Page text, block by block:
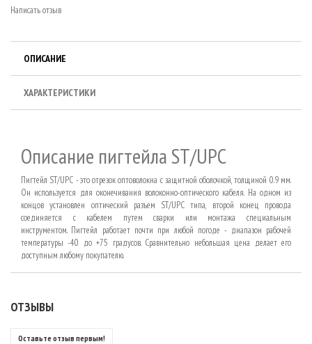
Написать отзыв
ОПИСАНИЕ
ХАРАКТЕРИСТИКИ
Описание пигтейла ST/UPC
Пигтейл ST/UPC - это отрезок оптоволокна с защитной оболочкой, толщиной 0.9 мм.
Он используется для оконечивания волоконно-оптического кабеля. На одном из
концов установлен оптический разъем ST/UPC типа, второй конец провода
соединяется с кабелем путем сварки или монтажа специальным
инструментом. Пигтейл работает почти при любой погоде - диапазон рабочей
температуры -40 до +75 градусов. Сравнительно небольшая цена делает его
доступным любому покупателю.
ОТЗЫВЫ
Оставьте отзыв первым!